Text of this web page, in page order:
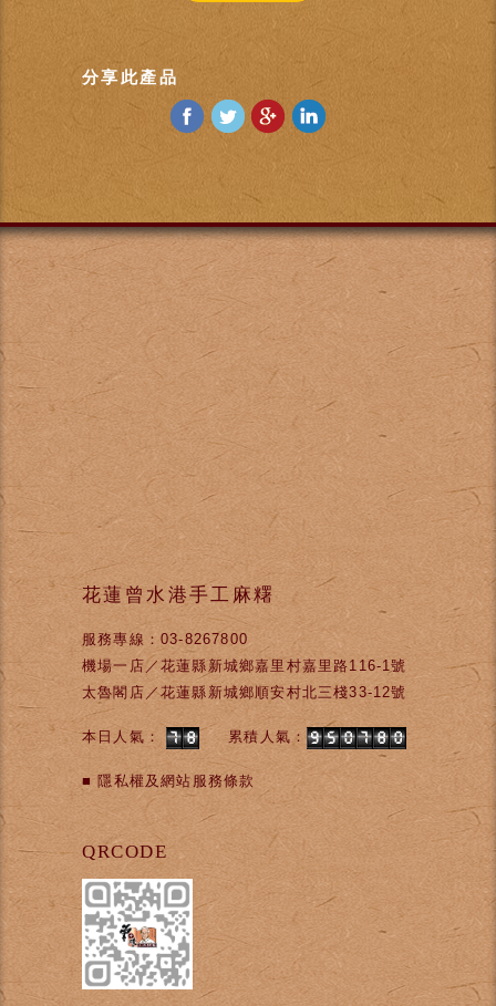
分享此產品
花蓮曾水港手工麻糬
服務專線：03-8267800
機場一店／花蓮縣新城鄉嘉里村嘉里路116-1號
太魯閣店／花蓮縣新城鄉順安村北三棧33-12號
本日人氣： 累積人氣：
■ 隱私權及網站服務條款
QRCODE